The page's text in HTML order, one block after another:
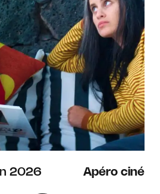
2026 Apéro ciné